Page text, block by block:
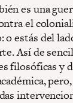
es una
el
o estás del
Así de
filosóficas y